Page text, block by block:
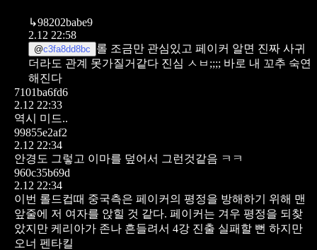
↳98202babe9
2.12 22:58
@c3fa8dd8bc
롤 조금만 관심있고 페이커 알면 진짜 사귀
더라도 관계 못가질거같다 진심 ㅅㅂ;;;; 바로 내 꼬추 숙연
해진다
7101ba6fd6
2.12 22:33
역시 미드..
99855e2af2
2.12 22:34
안경도 그렇고 이마를 덮어서 그런것같음 ㅋㅋ
960c35b69d
2.12 22:34
이번 롤드컵때 중국측은 페이커의 평정을 방해하기 위해 맨
앞줄에 저 여자를 앉힐 것 같다. 페이커는 겨우 평정을 되찾
았지만 케리아가 존나 흔들려서 4강 진출 실패할 뻔 하지만
오너 펜타킬